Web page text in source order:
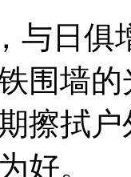
与日
围墙
擦拭
好。